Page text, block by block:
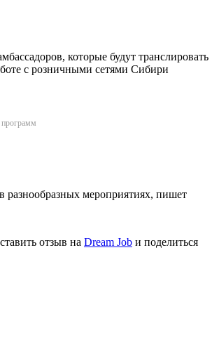
которые будут транслировать
с розничными сетями Сибири
программ
разнообразных мероприятиях, пишет
отзыв на Dream Job и поделиться